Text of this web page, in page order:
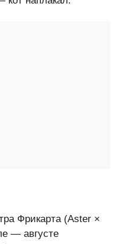
Фрикарта (Aster ×
— августе